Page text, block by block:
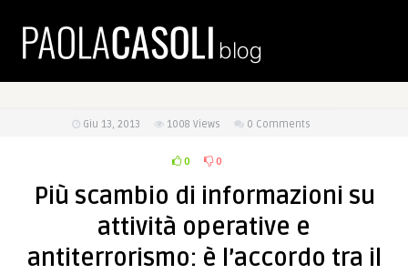
Giu 13, 2013 1008 Views 0 Comments
0 0
Più scambio di informazioni su
attività operative e
antiterrorismo: è l’accordo tra il